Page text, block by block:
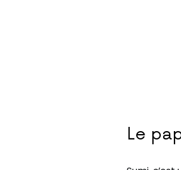
Le